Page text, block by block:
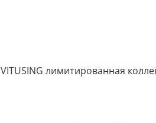
VITUSING лимитированная